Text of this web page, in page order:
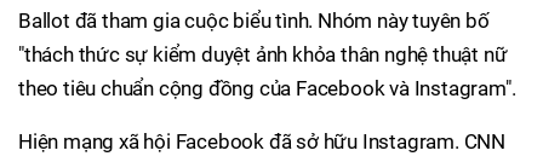
Ballot đã tham gia cuộc biểu tình. Nhóm này tuyên bố
"thách thức sự kiểm duyệt ảnh khỏa thân nghệ thuật nữ
theo tiêu chuẩn cộng đồng của Facebook và Instagram".
Hiện mạng xã hội Facebook đã sở hữu Instagram. CNN